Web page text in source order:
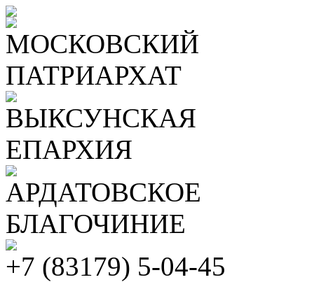
МОСКОВСКИЙ
ПАТРИАРХАТ
ВЫКСУНСКАЯ
ЕПАРХИЯ
АРДАТОВСКОЕ
БЛАГОЧИНИЕ
+7 (83179) 5-04-45